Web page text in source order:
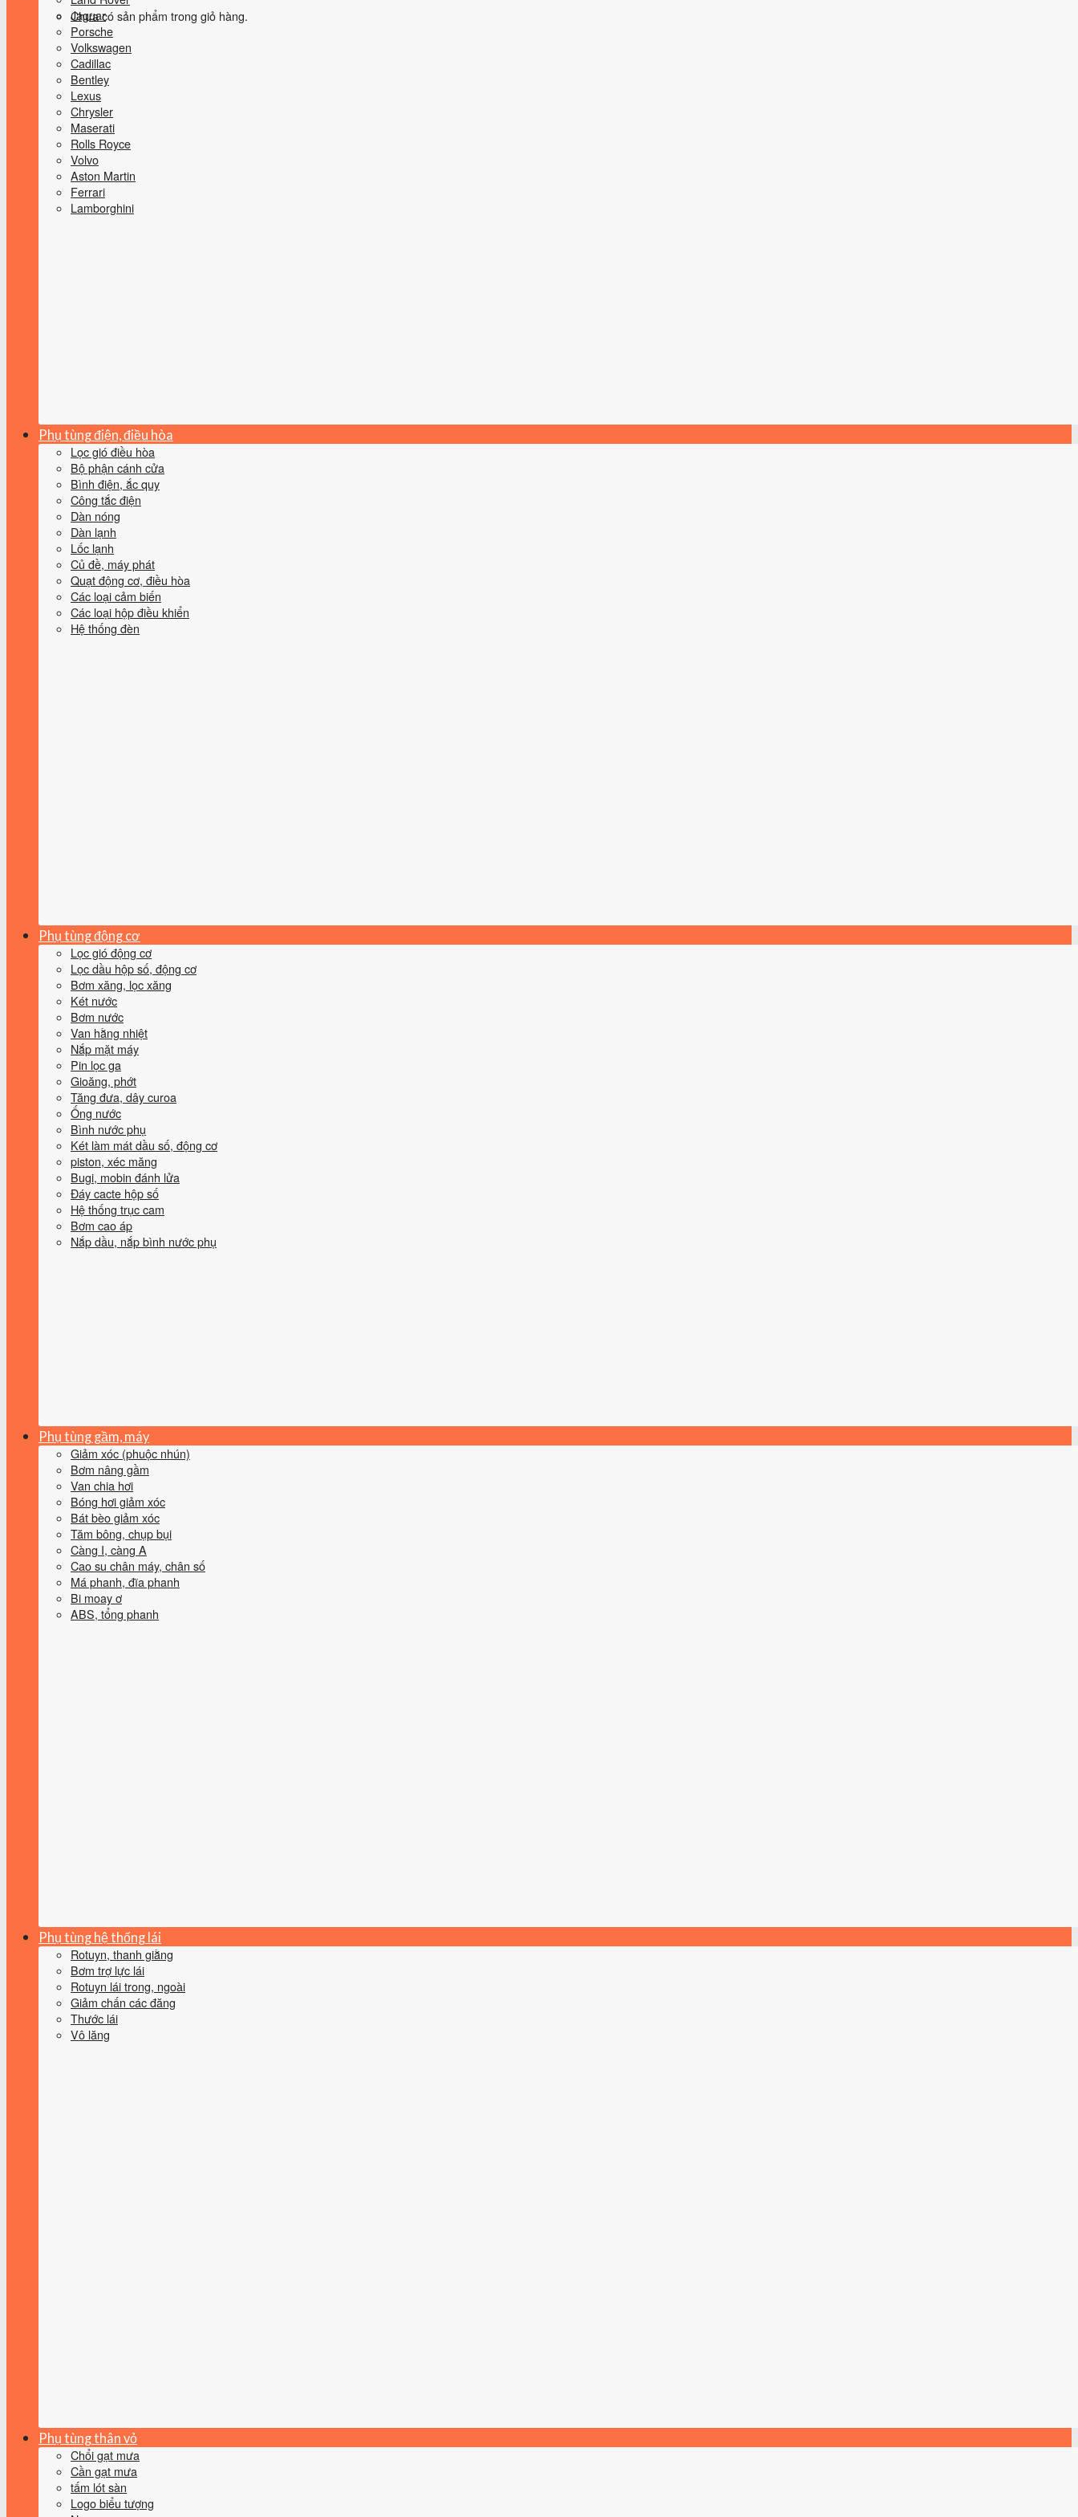
Chưa có sản phẩm trong giỏ hàng.
Jaguar
Porsche
Volkswagen
Cadillac
Bentley
Lexus
Chrysler
Maserati
Rolls Royce
Volvo
Aston Martin
Ferrari
Lamborghini
Phụ tùng điện, điều hòa
Lọc gió điều hòa
Bộ phận cánh cửa
Bình điện, ắc quy
Công tắc điện
Dàn nóng
Dàn lạnh
Lốc lạnh
Củ đề, máy phát
Quạt động cơ, điều hòa
Các loại cảm biến
Các loại hộp điều khiển
Hệ thống đèn
Phụ tùng động cơ
Lọc gió động cơ
Lọc dầu hộp số, động cơ
Bơm xăng, lọc xăng
Két nước
Bơm nước
Van hằng nhiệt
Nắp mặt máy
Pin lọc ga
Gioăng, phớt
Tăng đưa, dây curoa
Ống nước
Bình nước phụ
Két làm mát dầu số, động cơ
piston, xéc măng
Bugi, mobin đánh lửa
Đáy cacte hộp số
Hệ thống trục cam
Bơm cao áp
Nắp dầu, nắp bình nước phụ
Phụ tùng gầm, máy
Giảm xóc (phuộc nhún)
Bơm nâng gầm
Van chia hơi
Bóng hơi giảm xóc
Bát bèo giảm xóc
Tăm bông, chụp bụi
Càng I, càng A
Cao su chân máy, chân số
Má phanh, đĩa phanh
Bi moay ơ
ABS, tổng phanh
Phụ tùng hệ thống lái
Rotuyn, thanh giằng
Bơm trợ lực lái
Rotuyn lái trong, ngoài
Giảm chấn các đăng
Thước lái
Vô lăng
Phụ tùng thân vỏ
Chổi gạt mưa
Cần gạt mưa
tấm lót sàn
Logo biểu tượng